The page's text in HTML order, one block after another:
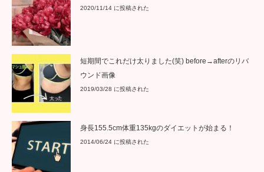
2020/11/14 に投稿された
短期間でこれだけ太りました(笑) before→afterのリバ
ウンド画像
2019/03/28 に投稿された
身長155.5cm体重135kgのダイエットが始まる！
2014/06/24 に投稿された